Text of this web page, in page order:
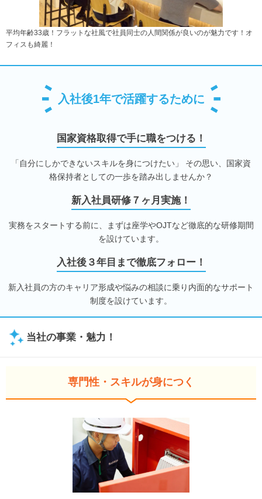
平均年齢33歳！フラットな社風で社員同士の人間関係が良いのが魅力です！オ
フィスも綺麗！
入社後1年で活躍するために
国家資格取得で手に職をつける！
「自分にしかできないスキルを身につけたい」 その思い、国家資
格保持者としての一歩を踏み出しませんか？
新入社員研修７ヶ月実施！
実務をスタートする前に、まずは座学やOJTなど徹底的な研修期間
を設けています。
入社後３年目まで徹底フォロー！
新入社員の方のキャリア形成や悩みの相談に乗り内面的なサポート
制度を設けています。
当社の事業・魅力！
専門性・スキルが身につく